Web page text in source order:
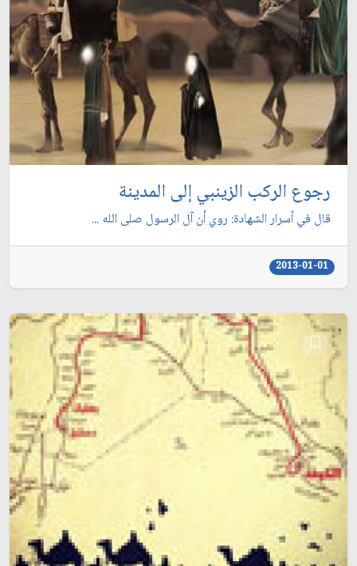
رجوع الركب الزينبي إلى المدينة
قال في أسرار الشهادة: روي أن آل الرسول صلى الله ...
2013-01-01